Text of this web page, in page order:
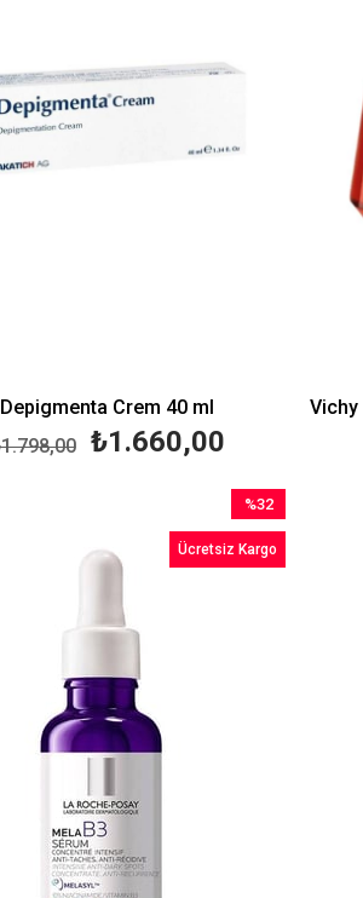
Depigmenta Crem 40 ml
₺1.660,00
%32
İndirim
%32İndirim
Ücretsiz Kargo